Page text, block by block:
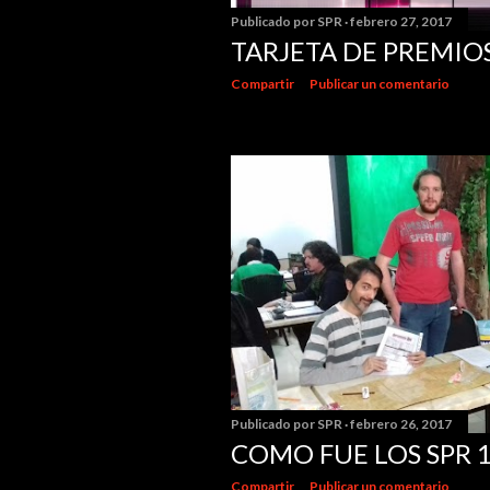
Publicado por SPR febrero 27, 2017
TARJETA DE
Compartir Publicar un comentario
Publicado por SPR febrero 26, 2017
COMO FUE LOS SPR
Compartir Publicar un comentario